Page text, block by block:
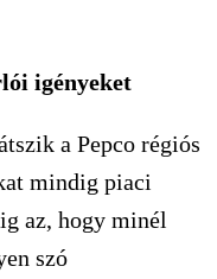
igényeket
a Pepco régiós
mindig piaci
az, hogy minél
szó